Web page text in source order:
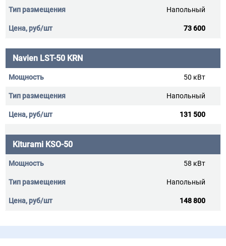
Напольный
73 600
Navien LST-50 KRN
50 кВт
Напольный
131 500
Kiturami KSO-50
58 кВт
Напольный
148 800